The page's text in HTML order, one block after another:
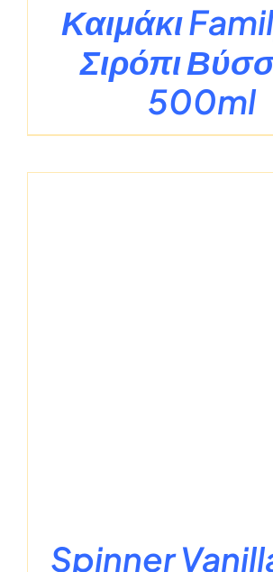
Καιμάκι
Σιρόπι
500ml
Spinner